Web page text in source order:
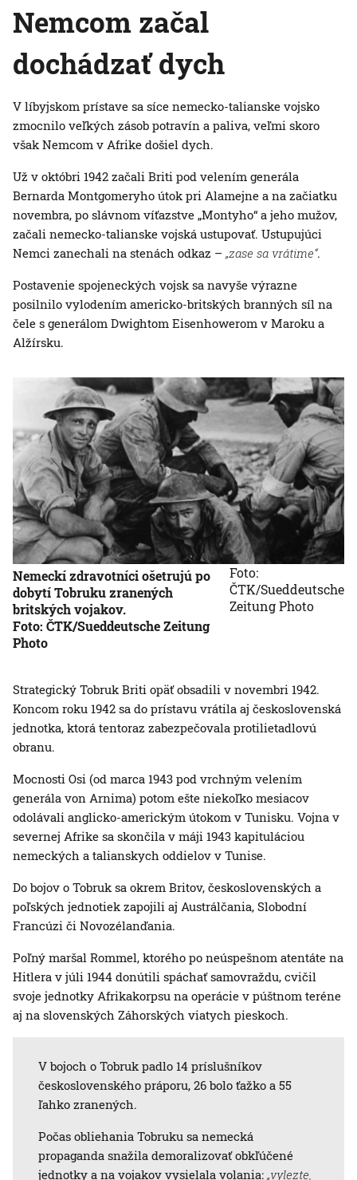
Nemcom začal
dochádzať dych
V líbyjskom prístave sa síce nemecko-talianske vojsko
zmocnilo veľkých zásob potravín a paliva, veľmi skoro
však Nemcom v Afrike došiel dych.
Už v októbri 1942 začali Briti pod velením generála
Bernarda Montgomeryho útok pri Alamejne a na začiatku
novembra, po slávnom víťazstve „Montyho“ a jeho mužov,
začali nemecko-talianske vojská ustupovať. Ustupujúci
Nemci zanechali na stenách odkaz – „zase sa vrátime“.
Postavenie spojeneckých vojsk sa navyše výrazne
posilnilo vylodením americko-britských branných síl na
čele s generálom Dwightom Eisenhowerom v Maroku a
Alžírsku.
Nemeckí zdravotníci ošetrujú po
dobytí Tobruku zranených
britských vojakov.
Foto: ČTK/Sueddeutsche Zeitung
Photo
Foto:
ČTK/Sueddeutsche
Zeitung Photo
Strategický Tobruk Briti opäť obsadili v novembri 1942.
Koncom roku 1942 sa do prístavu vrátila aj československá
jednotka, ktorá tentoraz zabezpečovala protilietadlovú
obranu.
Mocnosti Osi (od marca 1943 pod vrchným velením
generála von Arnima) potom ešte niekoľko mesiacov
odolávali anglicko-americkým útokom v Tunisku. Vojna v
severnej Afrike sa skončila v máji 1943 kapituláciou
nemeckých a talianskych oddielov v Tunise.
Do bojov o Tobruk sa okrem Britov, československých a
poľských jednotiek zapojili aj Austrálčania, Slobodní
Francúzi či Novozélanďania.
Poľný maršal Rommel, ktorého po neúspešnom atentáte na
Hitlera v júli 1944 donútili spáchať samovraždu, cvičil
svoje jednotky Afrikakorpsu na operácie v púštnom teréne
aj na slovenských Záhorských viatych pieskoch.
V bojoch o Tobruk padlo 14 príslušníkov
československého práporu, 26 bolo ťažko a 55
ľahko zranených.
Počas obliehania Tobruku sa nemecká
propaganda snažila demoralizovať obkľúčené
jednotky a na vojakov vysielala volania: „vylezte,